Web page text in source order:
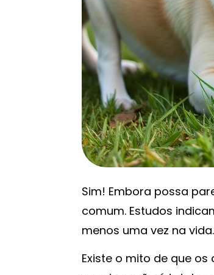
Sim! Embora possa
comum. Estudos
menos uma vez na vida.
Existe o mito de que